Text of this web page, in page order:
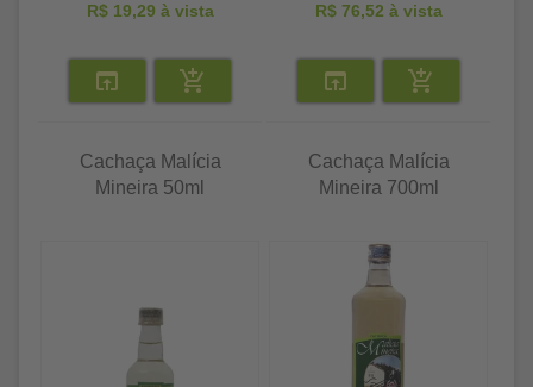
R$ 19,29 à vista R$ 76,52 à vista
Cachaça Malícia
Mineira 50ml
Cachaça Malícia
Mineira 700ml